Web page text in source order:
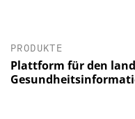
PRODUKTE
Plattform für den